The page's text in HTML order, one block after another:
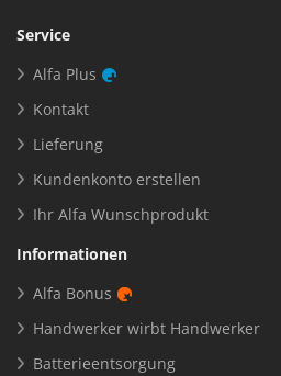
Service
Alfa Plus
Kontakt
Lieferung
Kundenkonto erstellen
Ihr Alfa Wunschprodukt
Informationen
Alfa Bonus
Handwerker wirbt Handwerker
Batterieentsorgung